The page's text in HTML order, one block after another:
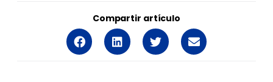
Compartir artículo